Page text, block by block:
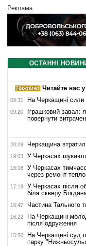
Реклама
ОСТАННІ
Читайте нас
09:31 На Черкащині сили
09:20
Іграшковий завал:
повернути
20:09 Черкащина
19:03 У Черкасах
18:08
У Черкасах
через ремонт
17:19
У Черкасах після
біля скверу
16:47 Частина Тального
16:22
На Черкащині
після одруження
15:50
На Черкащині суд
парку